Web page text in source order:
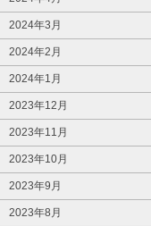
2024年3月
2024年2月
2024年1月
2023年12月
2023年11月
2023年10月
2023年9月
2023年8月